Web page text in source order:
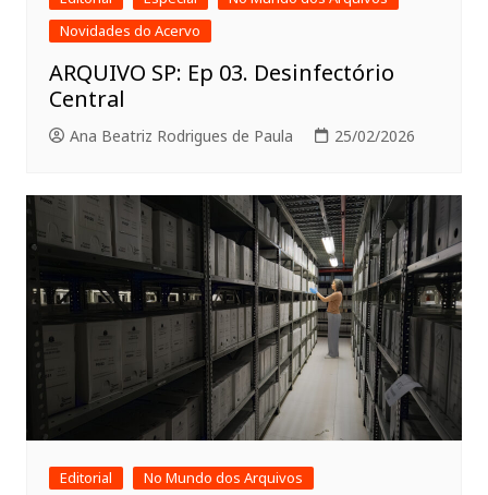
Novidades do Acervo
ARQUIVO SP: Ep 03. Desinfectório
Central
Ana Beatriz Rodrigues de Paula 25/02/2026
Editorial
No Mundo dos Arquivos